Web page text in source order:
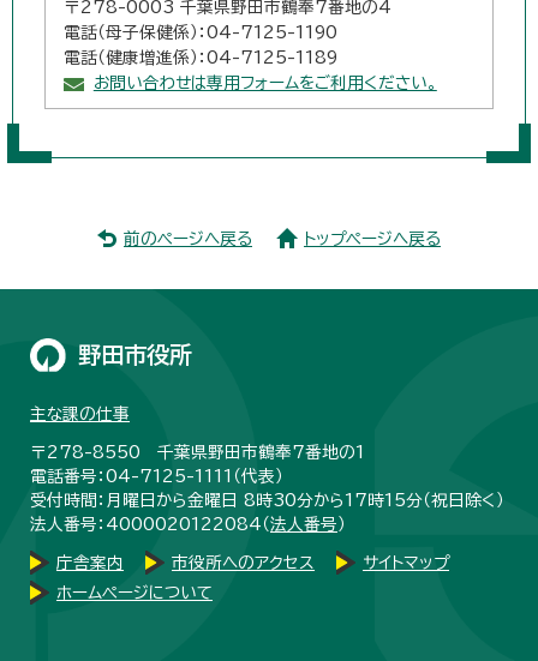
〒278-0003 千葉県野田市鶴奉7番地の4
電話（母子保健係）：04-7125-1190
電話（健康増進係）：04-7125-1189
お問い合わせは専用フォームをご利用ください。
前のページへ戻る トップページへ戻る
野田市役所
主な課の仕事
〒278-8550 千葉県野田市鶴奉7番地の1
電話番号：04-7125-1111（代表）
受付時間：月曜日から金曜日 8時30分から17時15分（祝日除く）
法人番号：4000020122084（法人番号 ）
庁舎案内 市役所へのアクセス
サイトマップ
ホームページについて